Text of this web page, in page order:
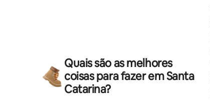
Quais são as melhores
coisas para fazer em Santa
Catarina?